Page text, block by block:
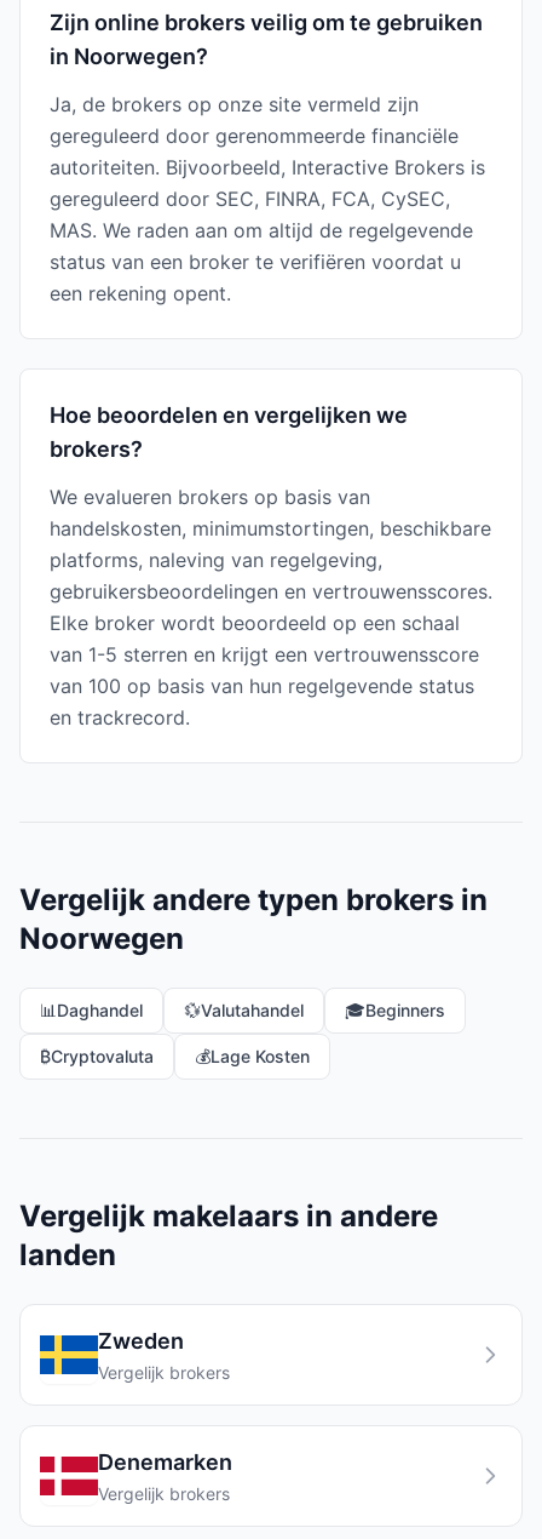
Zijn online brokers veilig om te gebruiken
in Noorwegen?
Ja, de brokers op onze site vermeld zijn
gereguleerd door gerenommeerde financiële
autoriteiten. Bijvoorbeeld, Interactive Brokers is
gereguleerd door SEC, FINRA, FCA, CySEC,
MAS. We raden aan om altijd de regelgevende
status van een broker te verifiëren voordat u
een rekening opent.
Hoe beoordelen en vergelijken we
brokers?
We evalueren brokers op basis van
handelskosten, minimumstortingen, beschikbare
platforms, naleving van regelgeving,
gebruikersbeoordelingen en vertrouwensscores.
Elke broker wordt beoordeeld op een schaal
van 1-5 sterren en krijgt een vertrouwensscore
van 100 op basis van hun regelgevende status
en trackrecord.
Vergelijk andere typen brokers in
Noorwegen
📊 Daghandel 💱Valutahandel 🎓Beginners
₿Cryptovaluta 💰Lage Kosten
Vergelijk makelaars in andere
landen
Zweden
Vergelijk brokers
Denemarken
Vergelijk brokers